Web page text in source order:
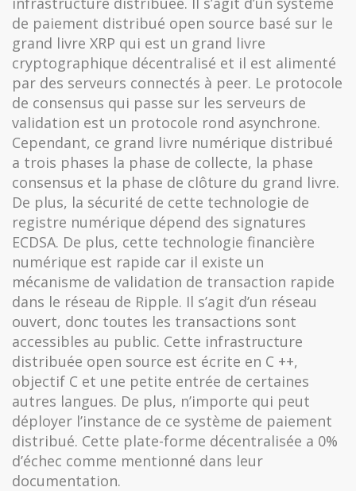
de paiement distribué open source basé sur le
grand livre XRP qui est un grand livre
cryptographique décentralisé et il est alimenté
par des serveurs connectés à peer. Le protocole
de consensus qui passe sur les serveurs de
validation est un protocole rond asynchrone.
Cependant, ce grand livre numérique distribué
a trois phases la phase de collecte, la phase
consensus et la phase de clôture du grand livre.
De plus, la sécurité de cette technologie de
registre numérique dépend des signatures
ECDSA. De plus, cette technologie financière
numérique est rapide car il existe un
mécanisme de validation de transaction rapide
dans le réseau de Ripple. Il s’agit d’un réseau
ouvert, donc toutes les transactions sont
accessibles au public. Cette infrastructure
distribuée open source est écrite en C ++,
objectif C et une petite entrée de certaines
autres langues. De plus, n’importe qui peut
déployer l’instance de ce système de paiement
distribué. Cette plate-forme décentralisée a 0%
d’échec comme mentionné dans leur
documentation.